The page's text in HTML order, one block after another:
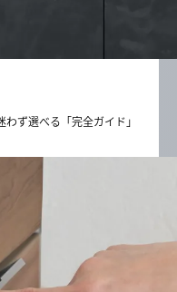
ず選べる「完全ガイド」